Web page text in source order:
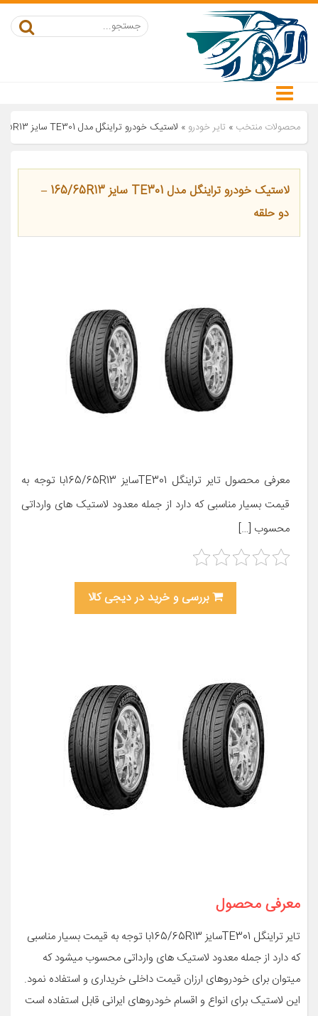
محصولات منتخب » تایر خودرو » لاستیک خودرو تراینگل مدل TE301 سایز 165/65R13 – دو حلقه
لاستیک خودرو تراینگل مدل TE301 سایز 165/65R13 –
دو حلقه
معرفی محصول تایر تراینگل TE301سایز 165/65R13با توجه به
قیمت بسیار مناسبی که دارد از جمله معدود لاستیک های وارداتی
محسوب […]
بررسی و خرید در دیجی کالا
معرفی محصول
تایر تراینگل TE301سایز 165/65R13با توجه به قیمت بسیار مناسبی
که دارد از جمله معدود لاستیک های وارداتی محسوب میشود که
میتوان برای خودروهای ارزان قیمت داخلی خریداری و استفاده نمود.
این لاستیک برای انواع و اقسام خودروهای ایرانی قابل استفاده است